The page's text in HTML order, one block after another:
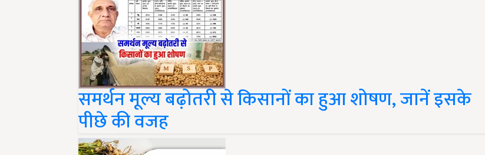
समर्थन मूल्य बढ़ोतरी से किसानों का हुआ शोषण, जानें इसके
पीछे की वजह